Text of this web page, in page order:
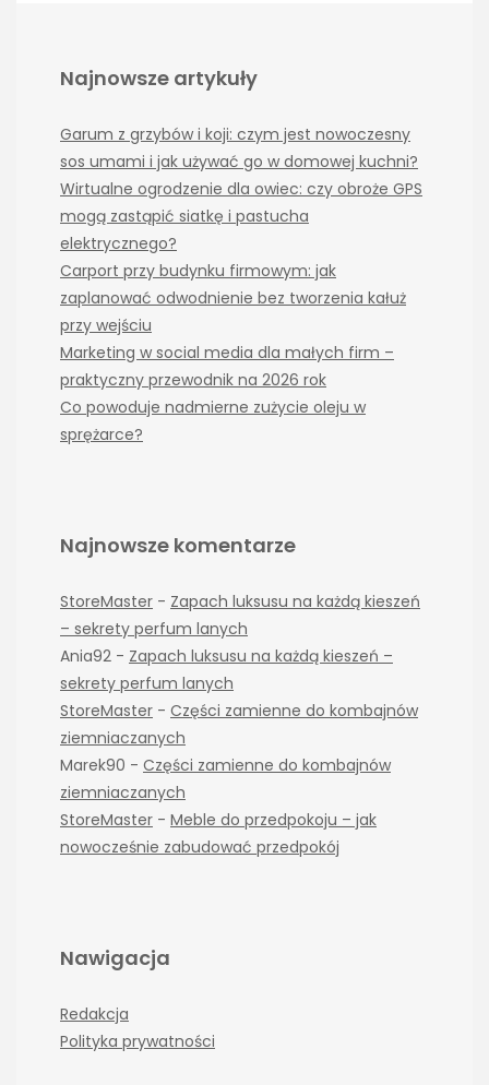
Najnowsze artykuły
Garum z grzybów i koji: czym jest nowoczesny
sos umami i jak używać go w domowej kuchni?
Wirtualne ogrodzenie dla owiec: czy obroże GPS
mogą zastąpić siatkę i pastucha
elektrycznego?
Carport przy budynku firmowym: jak
zaplanować odwodnienie bez tworzenia kałuż
przy wejściu
Marketing w social media dla małych firm –
praktyczny przewodnik na 2026 rok
Co powoduje nadmierne zużycie oleju w
sprężarce?
Najnowsze komentarze
StoreMaster - Zapach luksusu na każdą kieszeń
– sekrety perfum lanych
Ania92 - Zapach luksusu na każdą kieszeń –
sekrety perfum lanych
StoreMaster - Części zamienne do kombajnów
ziemniaczanych
Marek90 - Części zamienne do kombajnów
ziemniaczanych
StoreMaster - Meble do przedpokoju – jak
nowocześnie zabudować przedpokój
Nawigacja
Redakcja
Polityka prywatności